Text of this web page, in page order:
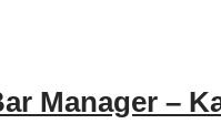
Manager –